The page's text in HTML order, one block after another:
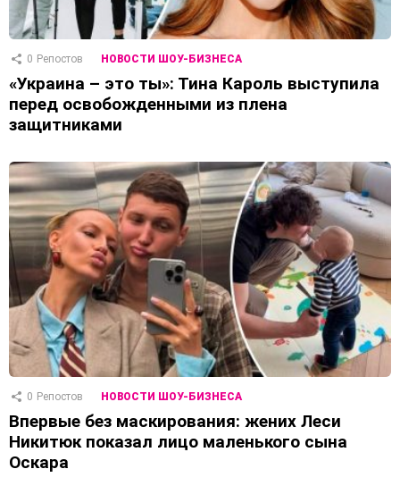
0 Репостов НОВОСТИ ШОУ-БИЗНЕСА
«Украина – это ты»: Тина Кароль выступила
перед освобожденными из плена
защитниками
0 Репостов НОВОСТИ ШОУ-БИЗНЕСА
Впервые без маскирования: жених Леси
Никитюк показал лицо маленького сына
Оскара